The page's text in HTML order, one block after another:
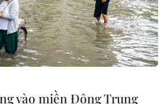
DUẨN
THỊ TÁM, KHÚC THANH
vào miền Đông Trung